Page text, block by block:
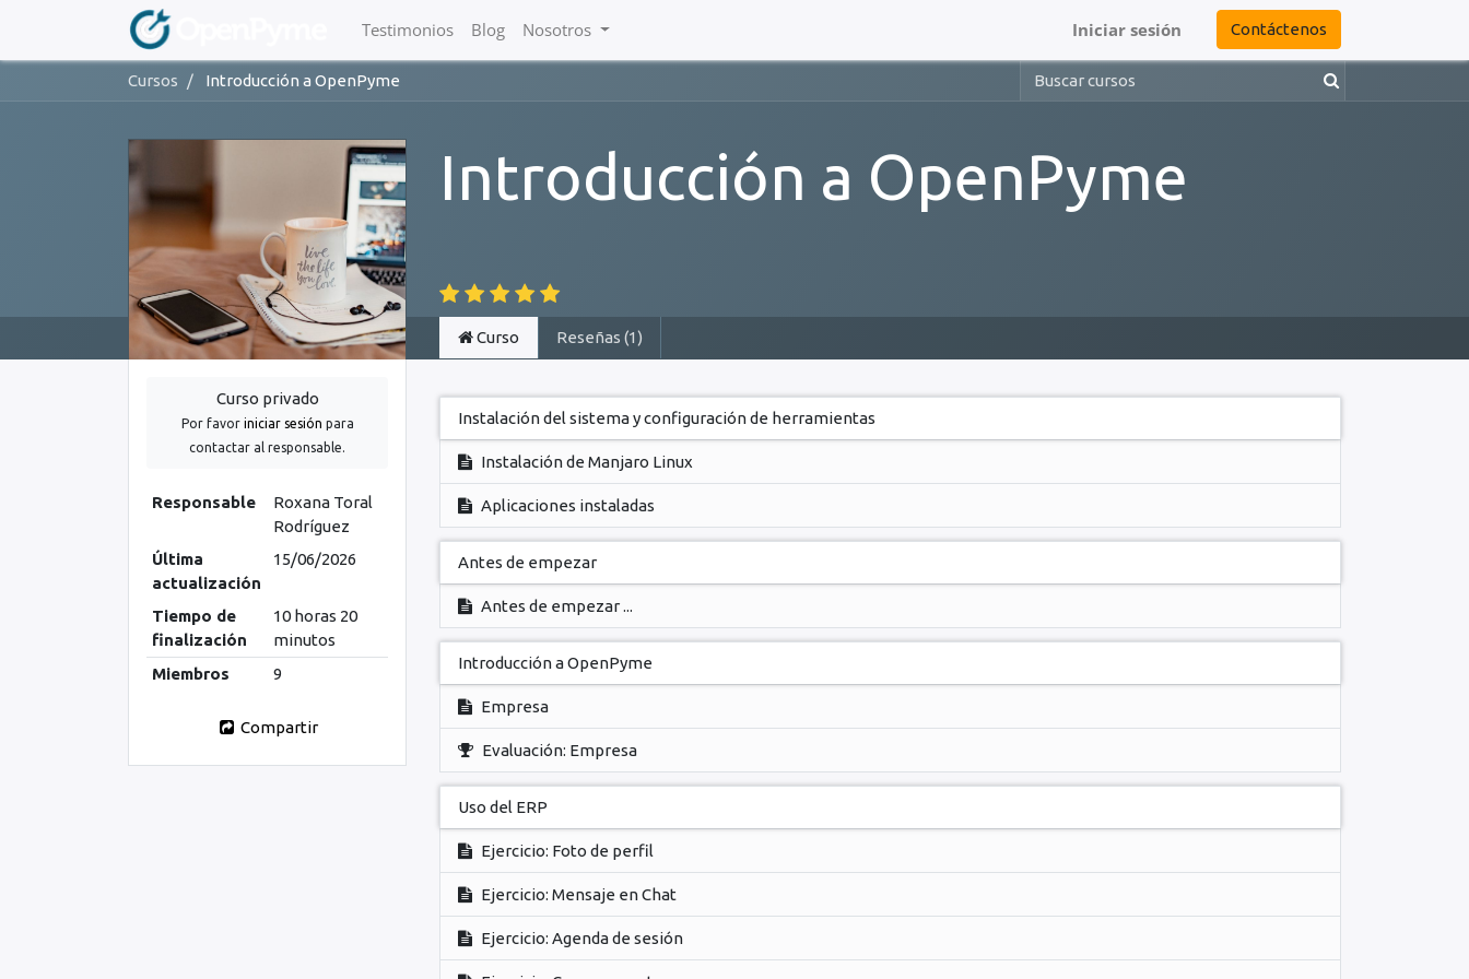
Testimonios Blog Nosotros Iniciar sesión Contáctenos
Cursos Introducción a OpenPyme
Introducción a OpenPyme
Curso privado
Por favor iniciar sesión para
contactar al responsable.
Responsable
Roxana Toral
Rodríguez
Última
actualización
15/06/2026
Tiempo de
finalización
10 horas 20
minutos
Miembros
9
Compartir
Curso Reseñas (1)
Instalación del sistema y configuración de herramientas
Instalación de Manjaro Linux​
Aplicaciones instaladas
Antes de empezar
Antes de empezar ...
Introducción a OpenPyme
Empresa
Evaluación: Empresa
Uso del ERP
Ejercicio: Foto de perfil
Ejercicio: Mensaje en Chat
Ejercicio: Agenda de sesión